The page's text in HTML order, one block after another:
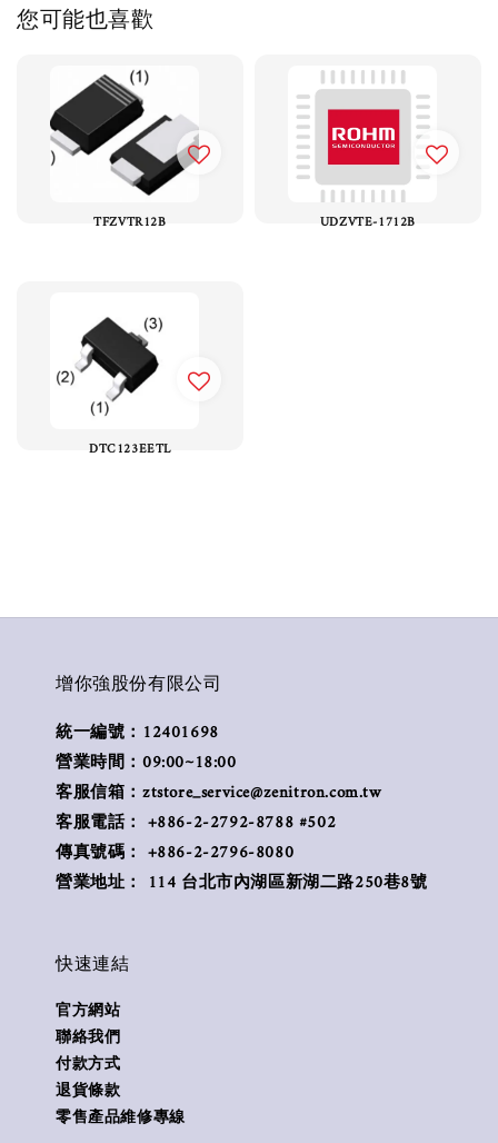
您可能也喜歡
TFZVTR12B UDZVTE-1712B
DTC123EETL
增你強股份有限公司
統一編號：12401698
營業時間：09:00~18:00
客服信箱：ztstore_service@zenitron.com.tw
客服電話： +886-2-2792-8788 #502
傳真號碼： +886-2-2796-8080
營業地址： 114 台北市內湖區新湖二路250巷8號
快速連結
官方網站
聯絡我們
付款方式
退貨條款
零售產品維修專線